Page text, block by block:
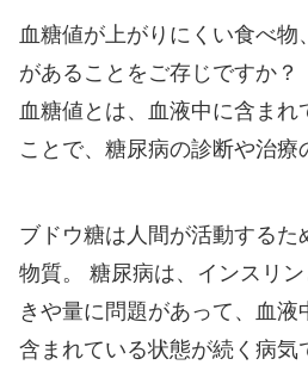
血糖値が上がりにくい食べ
があることをご存じですか？
血糖値とは、血液中に含ま
ことで、糖尿病の診断や治療
ブドウ糖は人間が活動するた
物質。 糖尿病は、インスリ
きや量に問題があって、血
含まれている状態が続く病気